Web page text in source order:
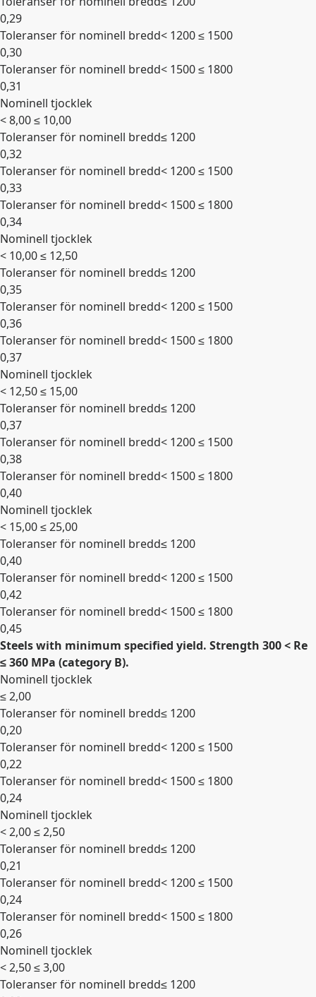
0,29
Toleranser för nominell bredd< 1200 ≤ 1500
0,30
Toleranser för nominell bredd< 1500 ≤ 1800
0,31
Expandera
Nominell tjocklek
< 8,00 ≤ 10,00
Toleranser för nominell bredd≤ 1200
0,32
Toleranser för nominell bredd< 1200 ≤ 1500
0,33
Toleranser för nominell bredd< 1500 ≤ 1800
0,34
Expandera
Nominell tjocklek
< 10,00 ≤ 12,50
Toleranser för nominell bredd≤ 1200
0,35
Toleranser för nominell bredd< 1200 ≤ 1500
0,36
Toleranser för nominell bredd< 1500 ≤ 1800
0,37
Expandera
Nominell tjocklek
< 12,50 ≤ 15,00
Toleranser för nominell bredd≤ 1200
0,37
Toleranser för nominell bredd< 1200 ≤ 1500
0,38
Toleranser för nominell bredd< 1500 ≤ 1800
0,40
Expandera
Nominell tjocklek
< 15,00 ≤ 25,00
Toleranser för nominell bredd≤ 1200
0,40
Toleranser för nominell bredd< 1200 ≤ 1500
0,42
Toleranser för nominell bredd< 1500 ≤ 1800
0,45
Expandera
Steels with minimum specified yield. Strength 300 < Re
≤ 360 MPa (category B).
Nominell tjocklek
≤ 2,00
Toleranser för nominell bredd≤ 1200
0,20
Toleranser för nominell bredd< 1200 ≤ 1500
0,22
Toleranser för nominell bredd< 1500 ≤ 1800
0,24
Expandera
Nominell tjocklek
< 2,00 ≤ 2,50
Toleranser för nominell bredd≤ 1200
0,21
Toleranser för nominell bredd< 1200 ≤ 1500
0,24
Toleranser för nominell bredd< 1500 ≤ 1800
0,26
Expandera
Nominell tjocklek
< 2,50 ≤ 3,00
Toleranser för nominell bredd≤ 1200